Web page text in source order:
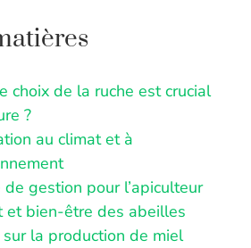
choix de la ruche est crucial
?
au climat et à
de gestion pour l’apiculteur
et bien-être des abeilles
la production de miel